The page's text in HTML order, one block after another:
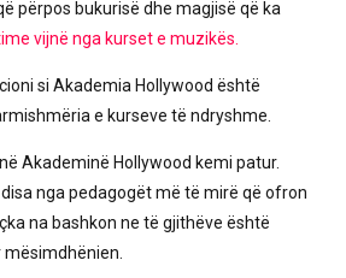
përpos bukurisë dhe magjisë që ka
vijnë nga kurset e muzikës.
si Akademia Hollywood është
e kurseve të ndryshme.
Akademinë Hollywood kemi patur.
nga pedagogët më të mirë që ofron
na bashkon ne të gjithëve është